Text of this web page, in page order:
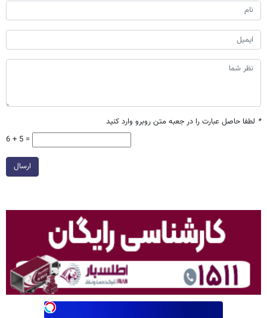
* لطفا حاصل عبارت را در جعبه متن روبرو وارد کنید
6 + 5 =
ارسال